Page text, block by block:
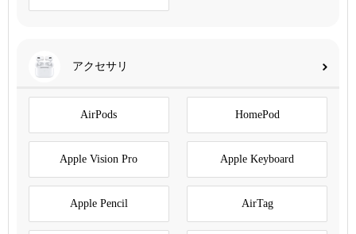
アクセサリ
AirPods HomePod
Apple Vision Pro Apple Keyboard
Apple Pencil AirTag